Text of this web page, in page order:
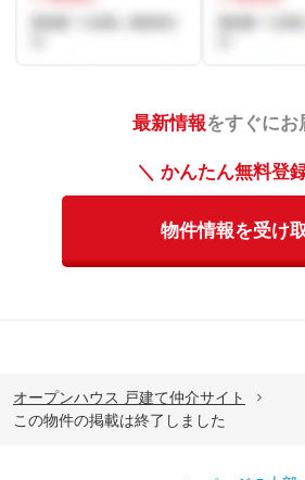
最新情報をすぐにお
＼ かんたん無料登
物件情報を受け
オープンハウス 戸建て仲介サイト
この物件の掲載は終了しました